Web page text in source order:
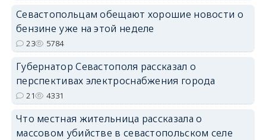
Севастопольцам обещают хорошие новости о
бензине уже на этой неделе
23 5784
Губернатор Севастополя рассказал о
перспективах электроснабжения города
21 4331
Что местная жительница рассказала о
массовом убийстве в севастопольском селе